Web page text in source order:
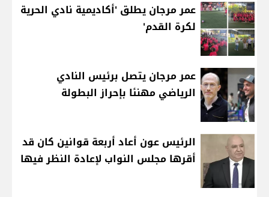
عمر مرجان يطلق 'أكاديمية نادي الحرية
لكرة القدم'
عمر مرجان يتصل برئيس النادي
الرياضي مهنئا بإحراز البطولة
الرئيس عون أعاد أربعة قوانين كان قد
أقرها مجلس النواب لإعادة النظر فيها